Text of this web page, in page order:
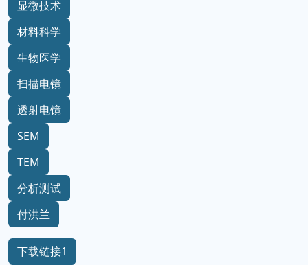
显微技术
材料科学
生物医学
扫描电镜
透射电镜
SEM
TEM
分析测试
付洪兰
下载链接1